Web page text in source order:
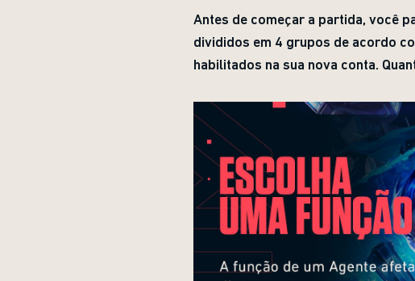
Antes de começar a partida, você
divididos em 4 grupos de acordo
habilitados na sua nova conta.